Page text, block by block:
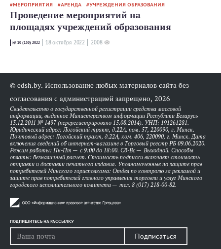
МЕРОПРИЯТИЯ АРЕНДА УЧРЕЖДЕНИЯ ОБРАЗОВАНИЯ
Проведение мероприятий на
площадях учреждений образования
№ 10 (130) 2022 18 октября 2022 2008
© edsh.by. Использование любых материалов сайта без
согласования с администрацией запрещено, 2026
Свидетельство о государственной регистрации средства массовой
информации, выданное Министерством информации Республики Беларусь
13.12.2011 № 1497 (перерегистрировано 15.08.2014). УНП: 191261281.
Юридический адрес: Логойский тракт, д.22А, пом. 57, 220090, г. Минск.
Почтовый адрес: Логойский тракт, д.22А, ком. 406, 220090, г. Минск. Дата
включения сведений об интернет-магазине в Торговый реестр РБ 09.06.2020.
Режим работы: Пн-Пт — с 9:00 до 18:00. Сб-Вс — Выходной. Способы
оплаты: безналичный расчет. Стоимость подписки включает стоимость
отправки и доставки печатного издания. Уполномоченные по защите прав
потребителей Минского горисполкома: Отдел по контролю за рекламой и
защите прав потребителей главного управления торговли и услуг Минского
городского исполнительного комитета — тел. 8 (017) 218-00-82.
ПОДПИШИТЕСЬ НА РАССЫЛКУ
Подписаться